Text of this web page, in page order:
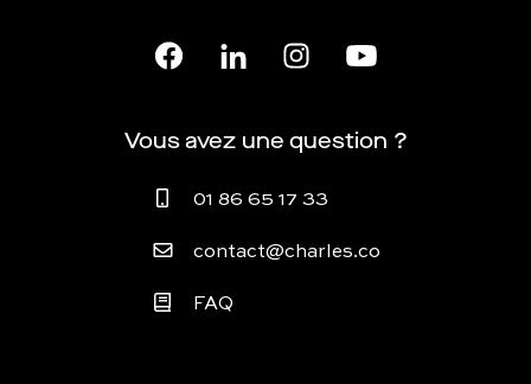
Vous avez une question ?
01 86 65 17 33
contact@charles.co
FAQ